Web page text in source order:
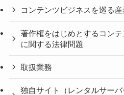
コンテンツビジネスを巡る
著作権をはじめとするコン
に関する法律問題
取扱業務
独自サイト（レンタルサー